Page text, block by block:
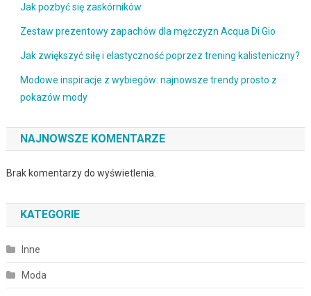
Jak pozbyć się zaskórników
Zestaw prezentowy zapachów dla mężczyzn Acqua Di Gio
Jak zwiększyć siłę i elastyczność poprzez trening kalisteniczny?
Modowe inspiracje z wybiegów: najnowsze trendy prosto z
pokazów mody
NAJNOWSZE KOMENTARZE
Brak komentarzy do wyświetlenia.
KATEGORIE
Inne
Moda